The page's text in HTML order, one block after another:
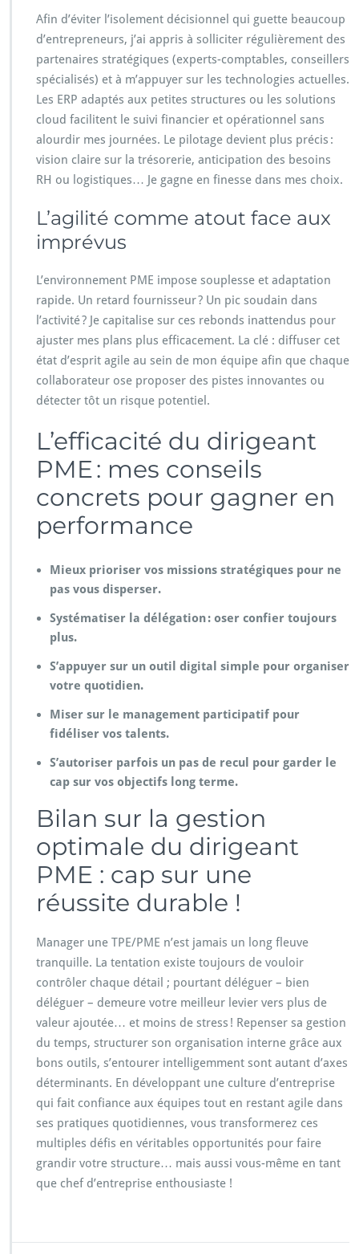
Afin d’éviter l’isolement décisionnel qui guette beaucoup
d’entrepreneurs, j’ai appris à solliciter régulièrement des
partenaires stratégiques (experts-comptables, conseillers
spécialisés) et à m’appuyer sur les technologies actuelles.
Les ERP adaptés aux petites structures ou les solutions
cloud facilitent le suivi financier et opérationnel sans
alourdir mes journées. Le pilotage devient plus précis :
vision claire sur la trésorerie, anticipation des besoins
RH ou logistiques… Je gagne en finesse dans mes choix.
L’agilité comme atout face aux
imprévus
L’environnement PME impose souplesse et adaptation
rapide. Un retard fournisseur ? Un pic soudain dans
l’activité ? Je capitalise sur ces rebonds inattendus pour
ajuster mes plans plus efficacement. La clé : diffuser cet
état d’esprit agile au sein de mon équipe afin que chaque
collaborateur ose proposer des pistes innovantes ou
détecter tôt un risque potentiel.
L’efficacité du dirigeant
PME : mes conseils
concrets pour gagner en
performance
Mieux prioriser vos missions stratégiques pour ne
pas vous disperser.
Systématiser la délégation : oser confier toujours
plus.
S’appuyer sur un outil digital simple pour organiser
votre quotidien.
Miser sur le management participatif pour
fidéliser vos talents.
S’autoriser parfois un pas de recul pour garder le
cap sur vos objectifs long terme.
Bilan sur la gestion
optimale du dirigeant
PME : cap sur une
réussite durable !
Manager une TPE/PME n’est jamais un long fleuve
tranquille. La tentation existe toujours de vouloir
contrôler chaque détail ; pourtant déléguer – bien
déléguer – demeure votre meilleur levier vers plus de
valeur ajoutée… et moins de stress ! Repenser sa gestion
du temps, structurer son organisation interne grâce aux
bons outils, s’entourer intelligemment sont autant d’axes
déterminants. En développant une culture d’entreprise
qui fait confiance aux équipes tout en restant agile dans
ses pratiques quotidiennes, vous transformerez ces
multiples défis en véritables opportunités pour faire
grandir votre structure… mais aussi vous-même en tant
que chef d’entreprise enthousiaste !